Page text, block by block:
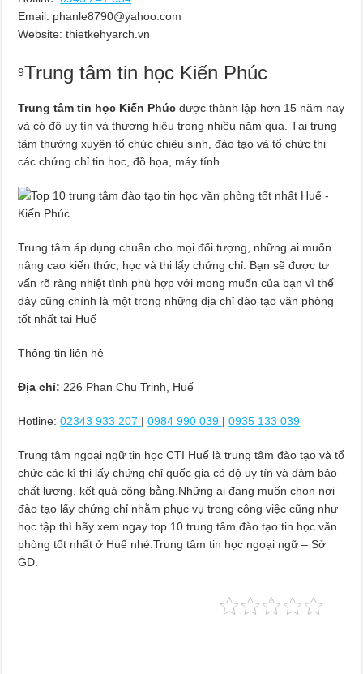
Email: phanle8790@yahoo.com
Website: thietkehyarch.vn
9Trung tâm tin học Kiến Phúc
Trung tâm tin học Kiến Phúc được thành lập hơn 15 năm nay
và có độ uy tín và thương hiệu trong nhiều năm qua. Tại trung
tâm thường xuyên tổ chức chiêu sinh, đào tạo và tổ chức thi
các chứng chỉ tin học, đồ họa, máy tính…
Trung tâm áp dụng chuẩn cho mọi đối tượng, những ai muốn
nâng cao kiến thức, học và thi lấy chứng chỉ. Bạn sẽ được tư
vấn rõ ràng nhiệt tình phù hợp với mong muốn của bạn vì thế
đây cũng chính là một trong những địa chỉ đào tạo văn phòng
tốt nhất tại Huế
Thông tin liên hệ
Địa chỉ: 226 Phan Chu Trinh, Huế
Hotline: 02343 933 207 |0984 990 039 |0935 133 039
Trung tâm ngoại ngữ tin học CTI Huế là trung tâm đào tạo và tổ
chức các kì thi lấy chứng chỉ quốc gia có độ uy tín và đảm bảo
chất lượng, kết quả công bằng.Những ai đang muốn chọn nơi
đào tạo lấy chứng chỉ nhằm phục vụ trong công việc cũng như
học tập thì hãy xem ngay top 10 trung tâm đào tạo tin học văn
phòng tốt nhất ở Huế nhé.Trung tâm tin học ngoại ngữ – Sở
GD.